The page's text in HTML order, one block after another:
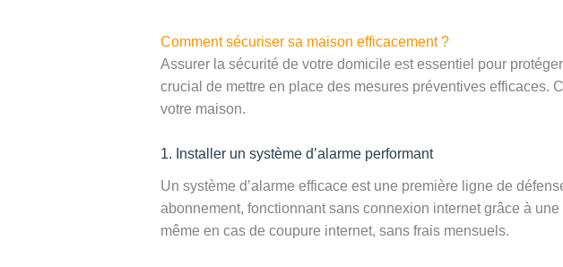
Comment sécuriser sa maison efficacement ?
Assurer la sécurité de votre domicile est essentiel pour
crucial de mettre en place des mesures préventives efficaces.
votre maison.
1. Installer un système d’alarme performant
Un système d’alarme efficace est une première ligne de
abonnement, fonctionnant sans connexion internet grâce à
même en cas de coupure internet, sans frais mensuels.